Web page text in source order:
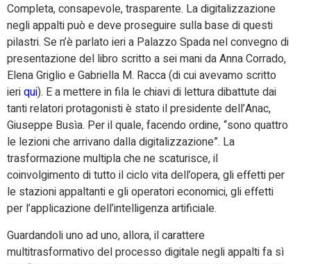
Completa, consapevole, trasparente. La digitalizzazione
negli appalti può e deve proseguire sulla base di questi
pilastri. Se n’è parlato ieri a Palazzo Spada nel convegno di
presentazione del libro scritto a sei mani da Anna Corrado,
Elena Griglio e Gabriella M. Racca (di cui avevamo scritto
ieriqui). E a mettere in fila le chiavi di lettura dibattute dai
tanti relatori protagonisti è stato il presidente dell’Anac,
Giuseppe Busìa. Per il quale, facendo ordine, “sono quattro
le lezioni che arrivano dalla digitalizzazione”. La
trasformazione multipla che ne scaturisce, il
coinvolgimento di tutto il ciclo vita dell’opera, gli effetti per
le stazioni appaltanti e gli operatori economici, gli effetti
per l’applicazione dell’intelligenza artificiale.
Guardandoli uno ad uno, allora, il carattere
multitrasformativo del processo digitale negli appalti fa sì